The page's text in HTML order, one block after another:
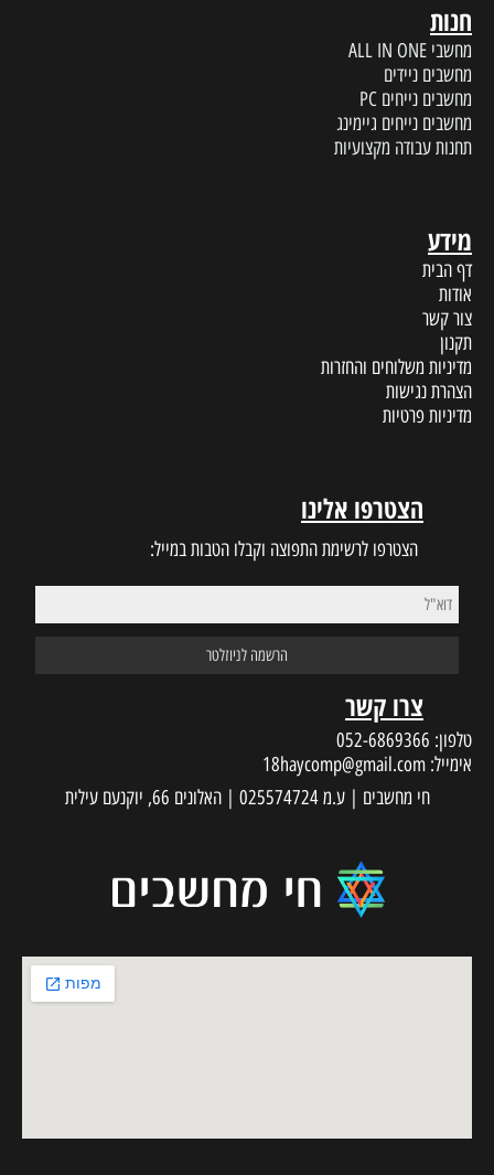
חנות
מחשבי ALL IN ONE
מחשבים ניידים
מחשבים נייחים PC
מחשבים נייחים גיימינג
תחנות עבודה מקצועיות
מידע
דף הבית
אודות
צור קשר
תקנון
מדיניות משלוחים והחזרות
הצהרת נגישות
מדיניות פרטיות
הצטרפו אלינו
הצטרפו לרשימת התפוצה וקבלו הטבות במייל:
צרו קשר
טלפון: 052-6869366
אימייל: 18haycomp@gmail.com
חי מחשבים | ע.מ 025574724 | האלונים 66, יוקנעם עילית